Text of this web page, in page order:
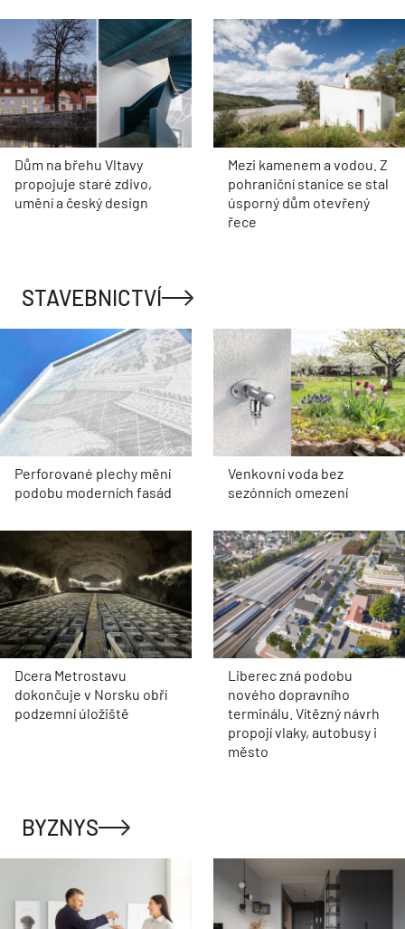
Dům na břehu Vltavy
propojuje staré zdivo,
umění a český design
Mezi kamenem a vodou. Z
pohraniční stanice se stal
úsporný dům otevřený
řece
STAVEBNICTVÍ
Perforované plechy mění
podobu moderních fasád
Venkovní voda bez
sezónních omezení
Dcera Metrostavu
dokončuje v Norsku obří
podzemní úložiště
Liberec zná podobu
nového dopravního
terminálu. Vítězný návrh
propojí vlaky, autobusy i
město
BYZNYS